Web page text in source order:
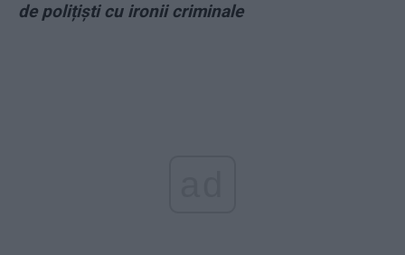
de polițiști cu ironii criminale